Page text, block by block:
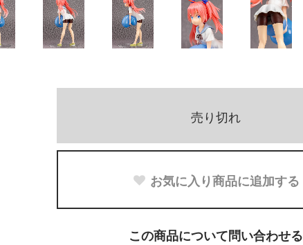
売り切れ
お気に入り商品に追加する
この商品について問い合わせる